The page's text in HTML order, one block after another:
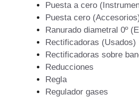
Puesta a cero
Puesta cero
Ranurado diametral 0º
Rectificadoras (Usados)
Rectificadoras sobre
Reducciones
Regla
Regulador gases